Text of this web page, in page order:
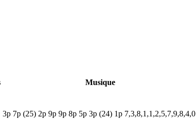
Musique
3p 7p (25) 2p 9p 9p 8p 5p 3p (24) 1p 7,3,8,1,1,2,5,7,9,8,4,0